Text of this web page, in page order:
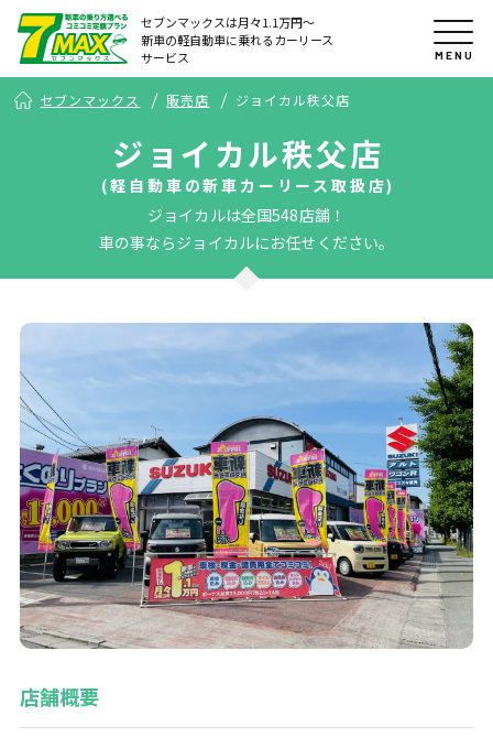
セブンマックスは月々1.1万円〜
新車の軽自動車に乗れるカーリース
サービス
MENU
セブンマックス 販売店 ジョイカル秩父店
ジョイカル秩父店
(軽自動車の新車カーリース取扱店)
ジョイカルは全国548店舗！
車の事ならジョイカルにお任せください。
店舗概要